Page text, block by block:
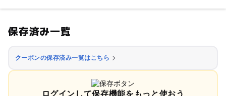
保存済み一覧
クーポンの保存済み一覧はこちら
ログインして保存機能をもっと使おう